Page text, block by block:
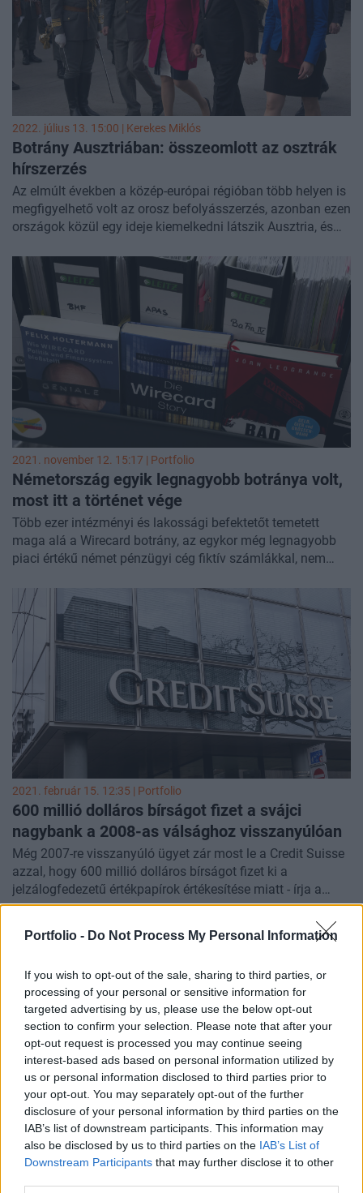
Portfolio - Do Not Process My Personal Information
If you wish to opt-out of the sale, sharing to third parties, or
processing of your personal or sensitive information for
targeted advertising by us, please use the below opt-out
section to confirm your selection. Please note that after your
opt-out request is processed you may continue seeing
interest-based ads based on personal information utilized by
us or personal information disclosed to third parties prior to
your opt-out. You may separately opt-out of the further
disclosure of your personal information by third parties on the
IAB’s list of downstream participants. This information may
also be disclosed by us to third parties on the IAB’s List of
Downstream Participants that may further disclose it to other
2022. július 13. 15:00 | Kerekes Miklós
Botrány Ausztriában: összeomlott az osztrák
hírszerzés
Az elmúlt években a közép-európai régióban több helyen is
megfigyelhető volt az orosz befolyásszerzés, azonban ezen
országok közül egy ideje kiemelkedni látszik Ausztria, és
2021. november 12. 15:17 | Portfolio
Németország egyik legnagyobb botránya volt,
most itt a történet vége
Több ezer intézményi és lakossági befektetőt temetett
maga alá a Wirecard botrány, az egykor még legnagyobb
piaci értékű német pénzügyi cég fiktív számlákkal, nem
operált, a vállalat végül fizetésképtelenné vált,
részvényárfolyama pedig meredeken esett. Most eljött a
történet tőzsdei sztorijának a vége, az egykoron több mint
24 milliárd euró piaci értékű vállalat most már csak néhány
millió eurót ér, a Wirecard részvényeit jövő héten kivezetik a
tőzsdéről.
2021. február 15. 12:35 | Portfolio
600 millió dolláros bírságot fizet a svájci
nagybank a 2008-as válsághoz visszanyúlóan
Még 2007-re visszanyúló ügyet zár most le a Credit Suisse
azzal, hogy 600 millió dolláros bírságot fizet ki a
jelzálogfedezetű értékpapírok értékesítése miatt - írja a
Financial Times.
2020. december 22. 13:00 | Portfolio
2020 a koronavírus éve, de őrült botrányoktól
is hangosak voltak a tőzsdék
Az idei év eleje az emelkedő tőzsdékról és tőzsdei